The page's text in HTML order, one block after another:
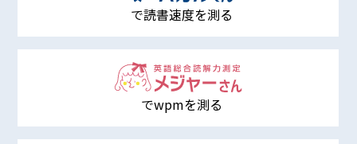
で読書速度を測る
でwpmを測る